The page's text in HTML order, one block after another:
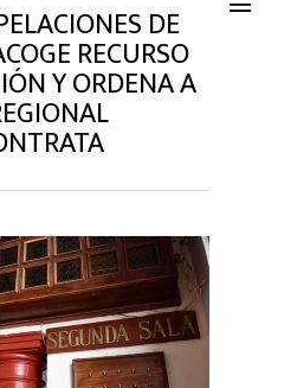
DE
RECURSO
Y ORDENA A